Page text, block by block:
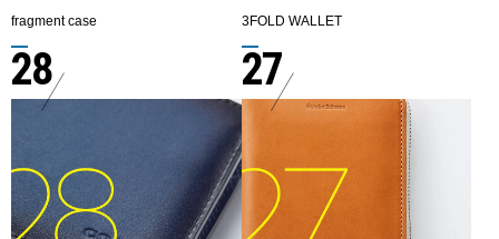
fragment case 3FOLD WALLET
28 27